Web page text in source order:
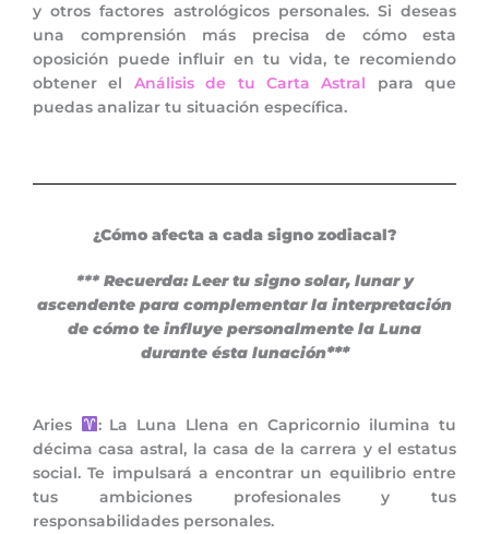
y otros factores astrológicos personales. Si deseas
una comprensión más precisa de cómo esta
oposición puede influir en tu vida, te recomiendo
obtener el Análisis de tu Carta Astral para que
puedas analizar tu situación específica.
¿Cómo afecta a cada signo zodiacal?
*** Recuerda: Leer tu signo solar, lunar y
ascendente para complementar la interpretación
de cómo te influye personalmente la Luna
durante ésta lunación***
Aries
: La Luna Llena en Capricornio ilumina tu
décima casa astral, la casa de la carrera y el estatus
social. Te impulsará a encontrar un equilibrio entre
tus ambiciones profesionales y tus
responsabilidades personales.